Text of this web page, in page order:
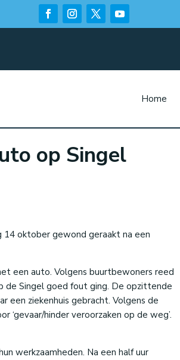
Home
op Singel
14 oktober gewond geraakt na een
een auto. Volgens buurtbewoners reed
de Singel goed fout ging. De opzittende
een ziekenhuis gebracht. Volgens de
hinder veroorzaken op de weg’.
werkzaamheden. Na een half uur